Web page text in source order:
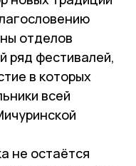
отделов
ряд фестивалей,
в которых
всей
не остаётся